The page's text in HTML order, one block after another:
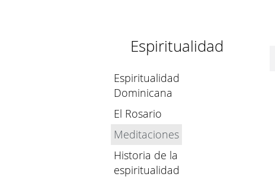
Espiritualidad
Espiritualidad
Dominicana
El Rosario
Meditaciones
Historia de la
espiritualidad